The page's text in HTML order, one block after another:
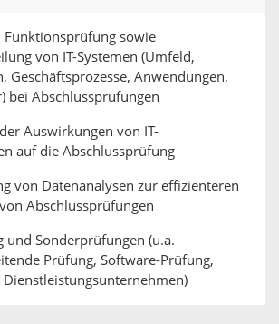
Funktionsprüfung sowie
von IT-Systemen (Umfeld,
Geschäftsprozesse, Anwendungen,
bei Abschlussprüfungen
Auswirkungen von IT-
auf die Abschlussprüfung
von Datenanalysen zur effizienteren
Abschlussprüfungen
und Sonderprüfungen (u.a.
Prüfung, Software-Prüfung,